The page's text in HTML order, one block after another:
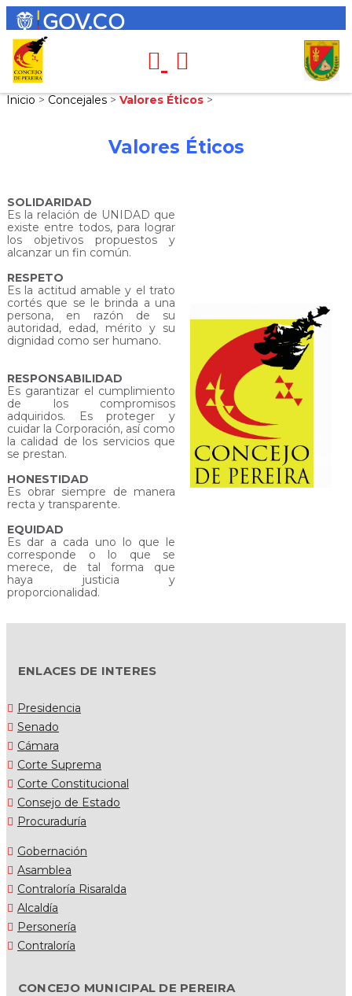
Inicio > Concejales > Valores Éticos >
Valores Éticos
SOLIDARIDAD
Es la relación de UNIDAD que
existe entre todos, para lograr
los objetivos propuestos y
alcanzar un fin común.
RESPETO
Es la actitud amable y el trato
cortés que se le brinda a una
persona, en razón de su
autoridad, edad, mérito y su
dignidad como ser humano.
RESPONSABILIDAD
Es garantizar el cumplimiento
de los compromisos
adquiridos. Es proteger y
cuidar la Corporación, así como
la calidad de los servicios que
se prestan.
HONESTIDAD
Es obrar siempre de manera
recta y transparente.
EQUIDAD
Es dar a cada uno lo que le
corresponde o lo que se
merece, de tal forma que
haya justicia y
proporcionalidad.
ENLACES DE INTERES
Presidencia
Senado
Cámara
Corte Suprema
Corte Constitucional
Consejo de Estado
Procuraduría
Gobernación
Asamblea
Contraloría Risaralda
Alcaldía
Personería
Contraloría
CONCEJO MUNICIPAL DE PEREIRA